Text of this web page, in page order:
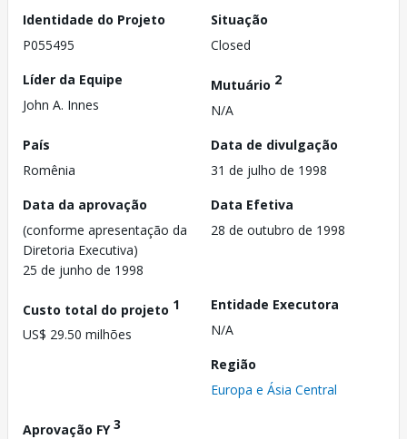
Identidade do Projeto
P055495
Situação
Closed
Líder da Equipe
John A. Innes
Mutuário 2
N/A
País
Romênia
Data de divulgação
31 de julho de 1998
Data da aprovação
(conforme apresentação da
Diretoria Executiva)
25 de junho de 1998
Data Efetiva
28 de outubro de 1998
Custo total do projeto 1
US$ 29.50 milhões
Entidade Executora
N/A
Região
Europa e Ásia Central
Aprovação FY3